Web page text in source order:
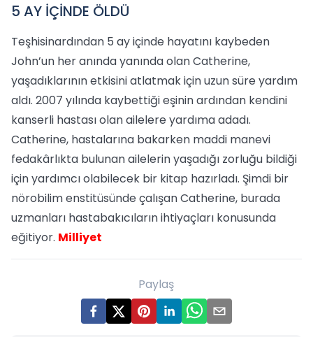
5 AY İÇİNDE ÖLDÜ
Teşhisinardından 5 ay içinde hayatını kaybeden
John’un her anında yanında olan Catherine,
yaşadıklarının etkisini atlatmak için uzun süre yardım
aldı. 2007 yılında kaybettiği eşinin ardından kendini
kanserli hastası olan ailelere yardıma adadı.
Catherine, hastalarına bakarken maddi manevi
fedakârlıkta bulunan ailelerin yaşadığı zorluğu bildiği
için yardımcı olabilecek bir kitap hazırladı. Şimdi bir
nörobilim enstitüsünde çalışan Catherine, burada
uzmanları hastabakıcıların ihtiyaçları konusunda
eğitiyor. Milliyet
Paylaş